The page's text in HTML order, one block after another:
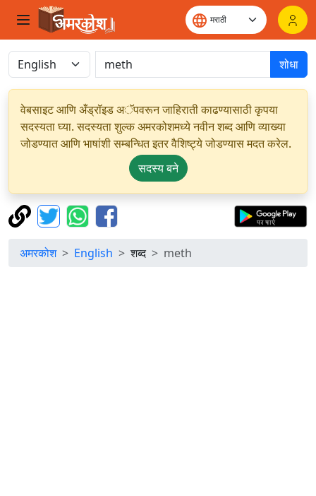
शोधा
वेबसाइट आणि अँड्रॉइड अॅपवरून जाहिराती काढण्यासाठी कृपया
सदस्यता घ्या. सदस्यता शुल्क अमरकोशमध्ये नवीन शब्द आणि व्याख्या
जोडण्यात आणि भाषांशी सम्बन्धित इतर वैशिष्ट्ये जोडण्यास मदत करेल.
सदस्य बने
अमरकोश English शब्द meth